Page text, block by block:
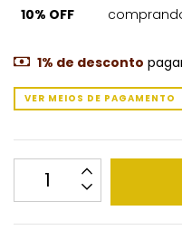
10% OFF
1% de desconto
VER MEIOS DE PAGAMENTO